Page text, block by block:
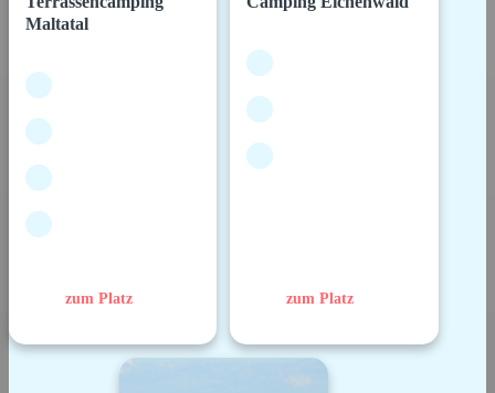
Maltatal
zum Platz zum Platz